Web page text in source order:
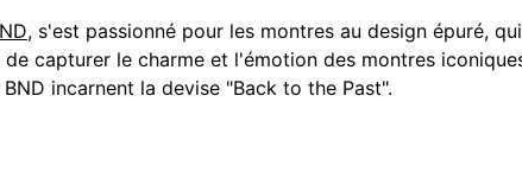
, s'est passionné pour les montres au design épuré,
capturer le charme et l'émotion des montres
incarnent la devise "Back to the Past".
de la BND MN ?